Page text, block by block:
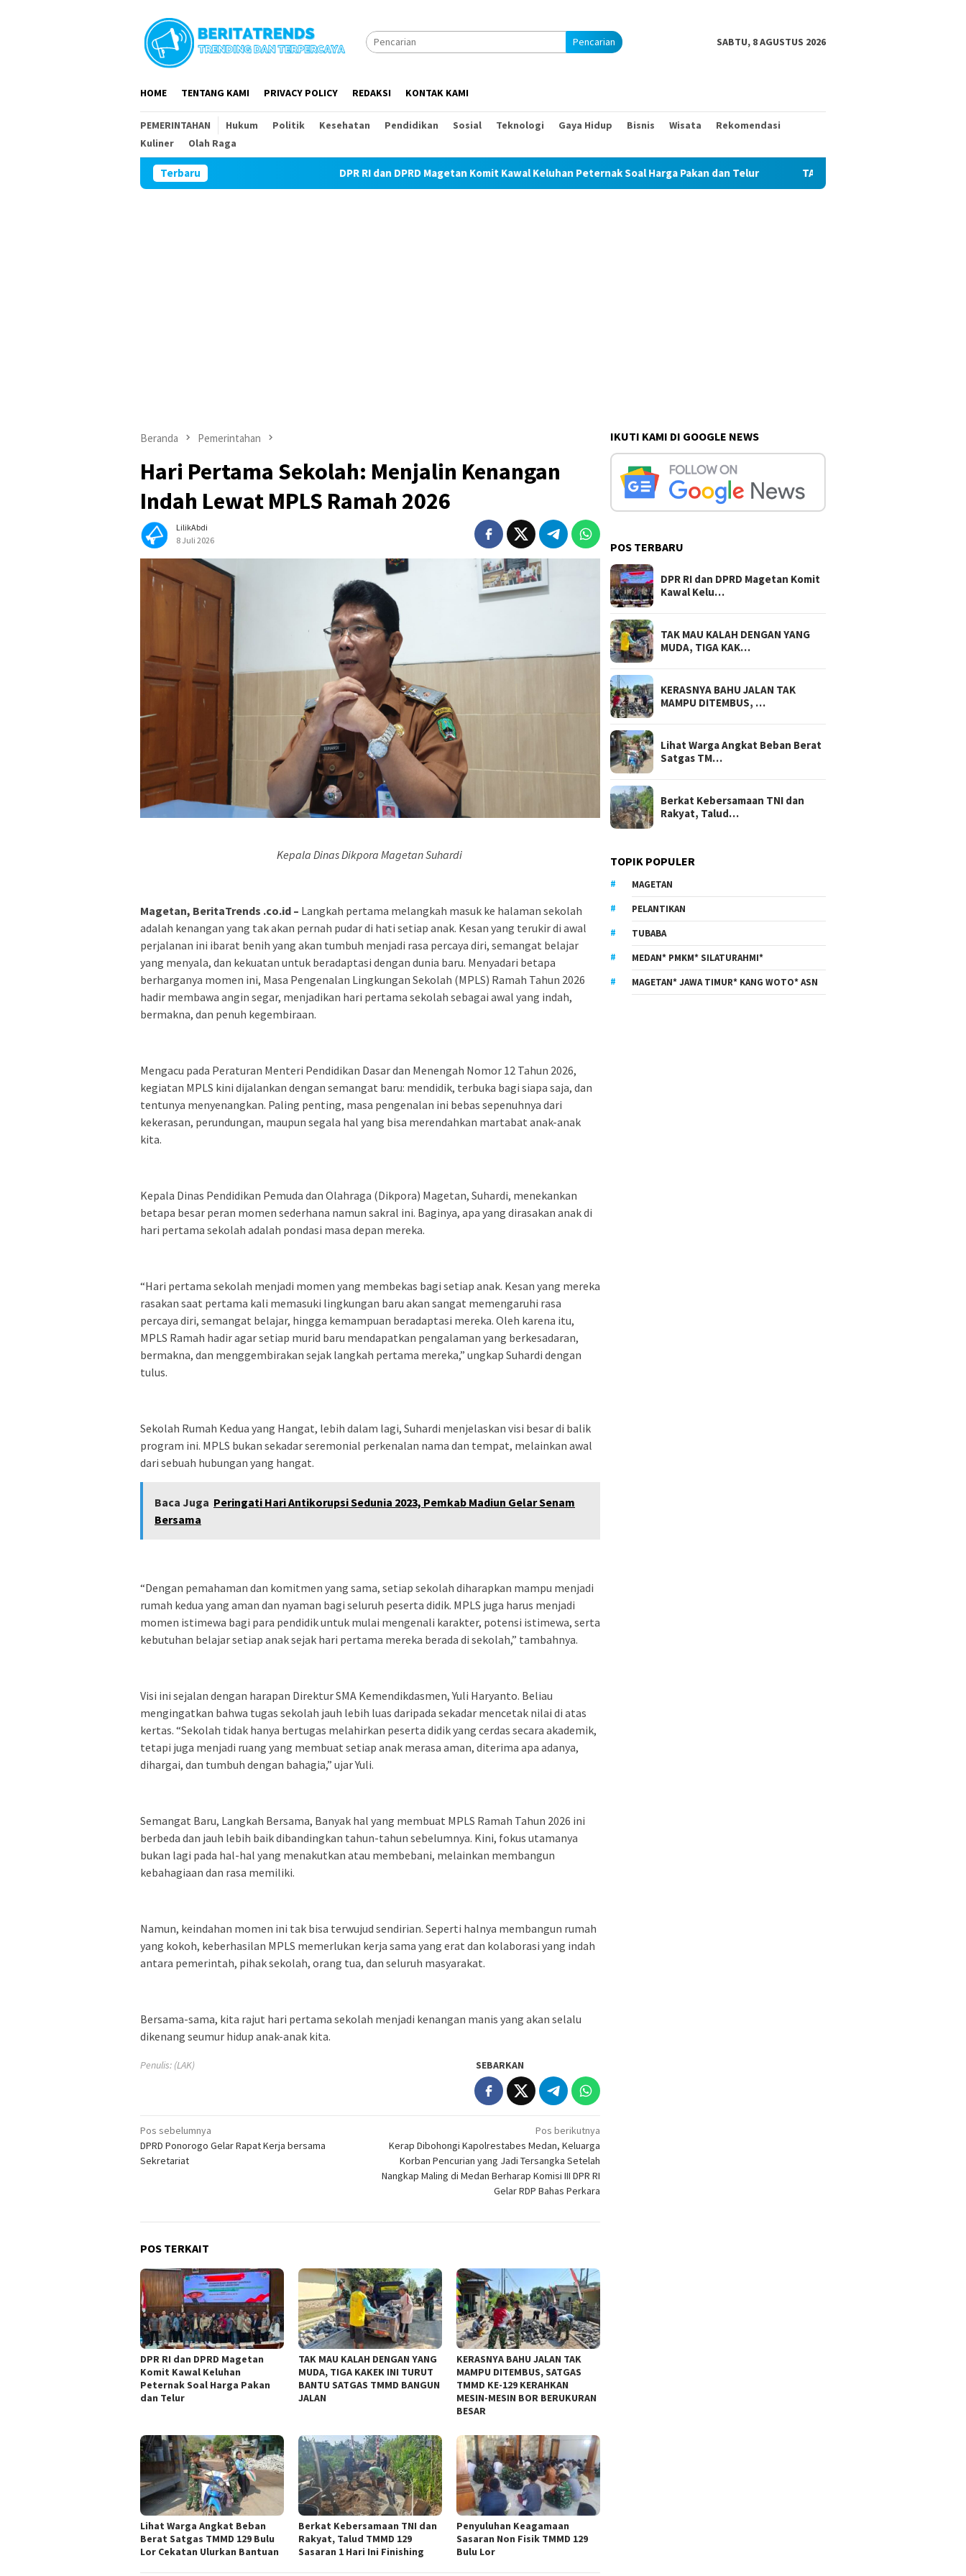
Pencarian SABTU, 8 AGUSTUS 2026
HOME TENTANG KAMI PRIVACY POLICY REDAKSI KONTAK KAMI
PEMERINTAHAN Hukum Politik Kesehatan Pendidikan Sosial Teknologi Gaya Hidup Bisnis Wisata
Rekomendasi
Kuliner
Olah Raga
Terbaru DPR RI dan DPRD Magetan Komit Kawal Keluhan Peternak Soal Harga Pakan dan Telur TAK MAU KALAH DENGAN YANG MUDA, TIGA
Beranda Pemerintahan
Hari Pertama Sekolah: Menjalin Kenangan
Indah Lewat MPLS Ramah 2026
LilikAbdi
8 Juli 2026
Kepala Dinas Dikpora Magetan Suhardi
Magetan, BeritaTrends .co.id – Langkah pertama melangkah masuk ke halaman sekolah
adalah kenangan yang tak akan pernah pudar di hati setiap anak. Kesan yang terukir di awal
perjalanan ini ibarat benih yang akan tumbuh menjadi rasa percaya diri, semangat belajar
yang menyala, dan kekuatan untuk beradaptasi dengan dunia baru. Menyadari betapa
berharganya momen ini, Masa Pengenalan Lingkungan Sekolah (MPLS) Ramah Tahun 2026
hadir membawa angin segar, menjadikan hari pertama sekolah sebagai awal yang indah,
bermakna, dan penuh kegembiraan.
Mengacu pada Peraturan Menteri Pendidikan Dasar dan Menengah Nomor 12 Tahun 2026,
kegiatan MPLS kini dijalankan dengan semangat baru: mendidik, terbuka bagi siapa saja, dan
tentunya menyenangkan. Paling penting, masa pengenalan ini bebas sepenuhnya dari
kekerasan, perundungan, maupun segala hal yang bisa merendahkan martabat anak-anak
kita.
Kepala Dinas Pendidikan Pemuda dan Olahraga (Dikpora) Magetan, Suhardi, menekankan
betapa besar peran momen sederhana namun sakral ini. Baginya, apa yang dirasakan anak di
hari pertama sekolah adalah pondasi masa depan mereka.
“Hari pertama sekolah menjadi momen yang membekas bagi setiap anak. Kesan yang mereka
rasakan saat pertama kali memasuki lingkungan baru akan sangat memengaruhi rasa
percaya diri, semangat belajar, hingga kemampuan beradaptasi mereka. Oleh karena itu,
MPLS Ramah hadir agar setiap murid baru mendapatkan pengalaman yang berkesadaran,
bermakna, dan menggembirakan sejak langkah pertama mereka,” ungkap Suhardi dengan
tulus.
Sekolah Rumah Kedua yang Hangat, lebih dalam lagi, Suhardi menjelaskan visi besar di balik
program ini. MPLS bukan sekadar seremonial perkenalan nama dan tempat, melainkan awal
dari sebuah hubungan yang hangat.
Baca Juga Peringati Hari Antikorupsi Sedunia 2023, Pemkab Madiun Gelar Senam
Bersama
“Dengan pemahaman dan komitmen yang sama, setiap sekolah diharapkan mampu menjadi
rumah kedua yang aman dan nyaman bagi seluruh peserta didik. MPLS juga harus menjadi
momen istimewa bagi para pendidik untuk mulai mengenali karakter, potensi istimewa, serta
kebutuhan belajar setiap anak sejak hari pertama mereka berada di sekolah,” tambahnya.
Visi ini sejalan dengan harapan Direktur SMA Kemendikdasmen, Yuli Haryanto. Beliau
mengingatkan bahwa tugas sekolah jauh lebih luas daripada sekadar mencetak nilai di atas
kertas. “Sekolah tidak hanya bertugas melahirkan peserta didik yang cerdas secara akademik,
tetapi juga menjadi ruang yang membuat setiap anak merasa aman, diterima apa adanya,
dihargai, dan tumbuh dengan bahagia,” ujar Yuli.
Semangat Baru, Langkah Bersama, Banyak hal yang membuat MPLS Ramah Tahun 2026 ini
berbeda dan jauh lebih baik dibandingkan tahun-tahun sebelumnya. Kini, fokus utamanya
bukan lagi pada hal-hal yang menakutkan atau membebani, melainkan membangun
kebahagiaan dan rasa memiliki.
Namun, keindahan momen ini tak bisa terwujud sendirian. Seperti halnya membangun rumah
yang kokoh, keberhasilan MPLS memerlukan kerja sama yang erat dan kolaborasi yang indah
antara pemerintah, pihak sekolah, orang tua, dan seluruh masyarakat.
Bersama-sama, kita rajut hari pertama sekolah menjadi kenangan manis yang akan selalu
dikenang seumur hidup anak-anak kita.
Penulis: (LAK) SEBARKAN
Navigasi
pos
Pos sebelumnya
DPRD Ponorogo Gelar Rapat Kerja bersama
Sekretariat
Pos berikutnya
Kerap Dibohongi Kapolrestabes Medan, Keluarga
Korban Pencurian yang Jadi Tersangka Setelah
Nangkap Maling di Medan Berharap Komisi III DPR RI
Gelar RDP Bahas Perkara
POS TERKAIT
DPR RI dan DPRD Magetan
Komit Kawal Keluhan
Peternak Soal Harga Pakan
dan Telur
TAK MAU KALAH DENGAN YANG
MUDA, TIGA KAKEK INI TURUT
BANTU SATGAS TMMD BANGUN
JALAN
KERASNYA BAHU JALAN TAK
MAMPU DITEMBUS, SATGAS
TMMD KE-129 KERAHKAN
MESIN-MESIN BOR BERUKURAN
BESAR
Lihat Warga Angkat Beban
Berat Satgas TMMD 129 Bulu
Lor Cekatan Ulurkan Bantuan
Berkat Kebersamaan TNI dan
Rakyat, Talud TMMD 129
Sasaran 1 Hari Ini Finishing
Penyuluhan Keagamaan
Sasaran Non Fisik TMMD 129
Bulu Lor
IKUTI KAMI DI GOOGLE NEWS
POS TERBARU
DPR RI dan DPRD Magetan Komit
Kawal Kelu…
TAK MAU KALAH DENGAN YANG
MUDA, TIGA KAK…
KERASNYA BAHU JALAN TAK
MAMPU DITEMBUS, …
Lihat Warga Angkat Beban Berat
Satgas TM…
Berkat Kebersamaan TNI dan
Rakyat, Talud…
TOPIK POPULER
MAGETAN
PELANTIKAN
TUBABA
MEDAN* PMKM* SILATURAHMI*
MAGETAN* JAWA TIMUR* KANG WOTO* ASN